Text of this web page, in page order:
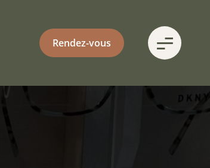
Rendez-vous